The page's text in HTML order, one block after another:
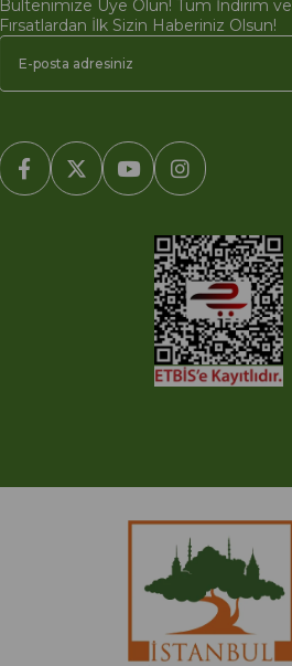
Bültenimize Üye Olun! Tüm İndirim ve
Fırsatlardan İlk Sizin Haberiniz Olsun!